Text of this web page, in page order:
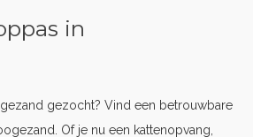
in
gezocht? Vind een betrouwbare
Of je nu een kattenopvang,